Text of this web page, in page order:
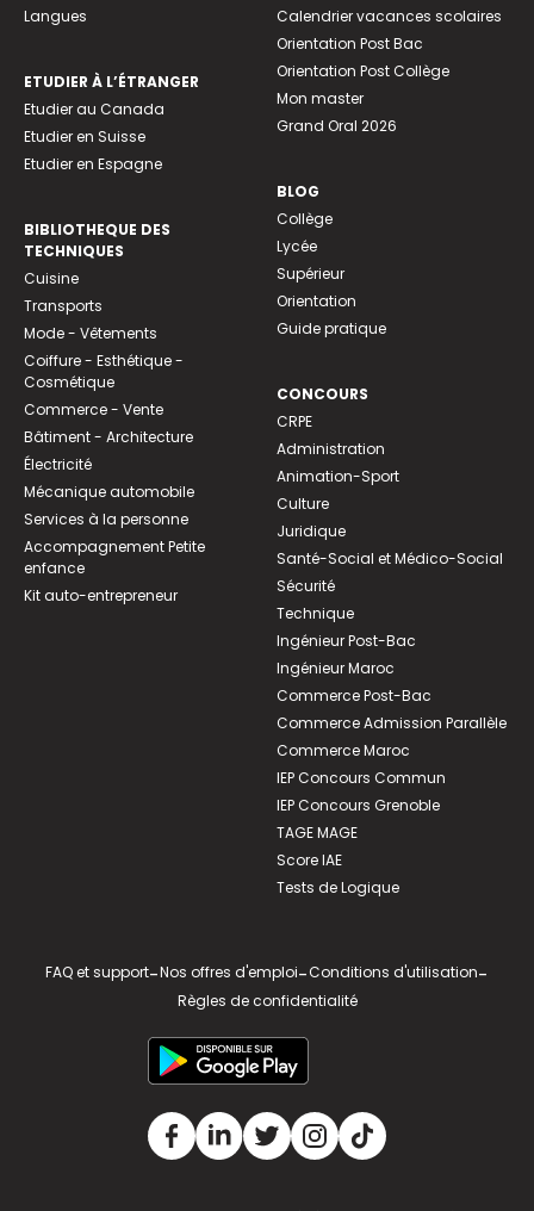
Langues
ETUDIER À L’ÉTRANGER
Etudier au Canada
Etudier en Suisse
Etudier en Espagne
BIBLIOTHEQUE DES
TECHNIQUES
Cuisine
Transports
Mode - Vêtements
Coiffure - Esthétique -
Cosmétique
Commerce - Vente
Bâtiment - Architecture
Électricité
Mécanique automobile
Services à la personne
Accompagnement Petite
enfance
Kit auto-entrepreneur
Calendrier vacances scolaires
Orientation Post Bac
Orientation Post Collège
Mon master
Grand Oral 2026
BLOG
Collège
Lycée
Supérieur
Orientation
Guide pratique
CONCOURS
CRPE
Administration
Animation-Sport
Culture
Juridique
Santé-Social et Médico-Social
Sécurité
Technique
Ingénieur Post-Bac
Ingénieur Maroc
Commerce Post-Bac
Commerce Admission Parallèle
Commerce Maroc
IEP Concours Commun
IEP Concours Grenoble
TAGE MAGE
Score IAE
Tests de Logique
FAQ et support-Nos offres d'emploi-Conditions d'utilisation-
Règles de confidentialité